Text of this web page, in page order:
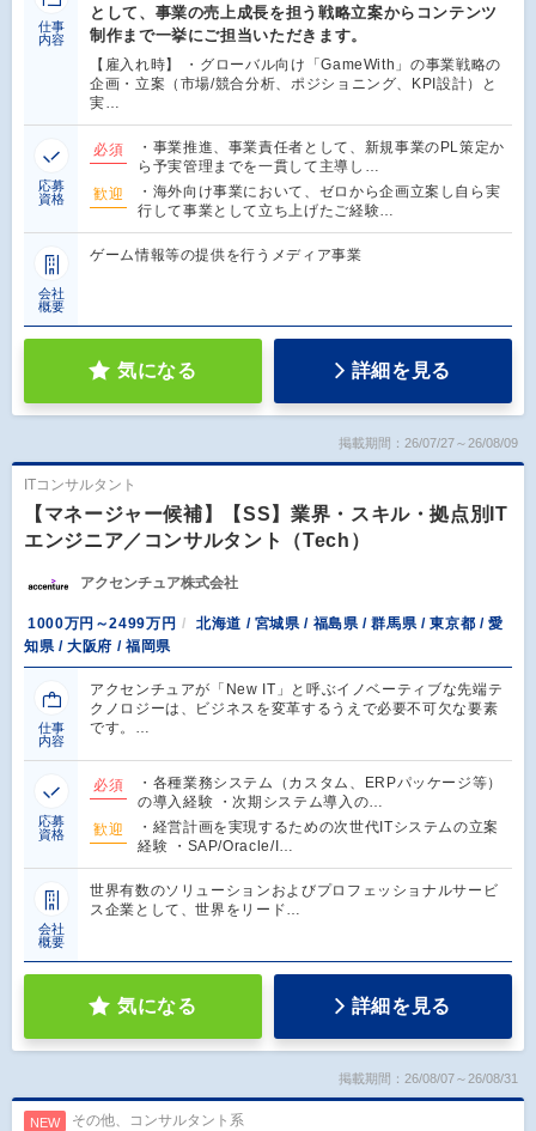
仕事
内容
として、事業の売上成長を担う戦略立案からコンテンツ
制作まで一挙にご担当いただきます。
【雇入れ時】 ・グローバル向け「GameWith」の事業戦略の
企画・立案（市場/競合分析、ポジショニング、KPI設計）と
実…
応募
資格
必須
・事業推進、事業責任者として、新規事業のPL策定か
ら予実管理までを一貫して主導し…
歓迎
・海外向け事業において、ゼロから企画立案し自ら実
行して事業として立ち上げたご経験…
会社
概要
ゲーム情報等の提供を行うメディア事業
気になる 詳細を見る
掲載期間：26/07/27～26/08/09
ITコンサルタント
【マネージャー候補】【SS】業界・スキル・拠点別IT
エンジニア／コンサルタント（Tech）
アクセンチュア株式会社
1000万円～2499万円
北海道 / 宮城県 / 福島県 / 群馬県 / 東京都 / 愛
知県 / 大阪府 / 福岡県
仕事
内容
アクセンチュアが「New IT」と呼ぶイノベーティブな先端テ
クノロジーは、ビジネスを変革するうえで必要不可欠な要素
です。…
応募
資格
必須
・各種業務システム（カスタム、ERPパッケージ等）
の導入経験 ・次期システム導入の…
歓迎
・経営計画を実現するための次世代ITシステムの立案
経験 ・SAP/Oracle/I…
会社
概要
世界有数のソリューションおよびプロフェッショナルサービ
ス企業として、世界をリード…
気になる 詳細を見る
掲載期間：26/08/07～26/08/31
NEW その他、コンサルタント系